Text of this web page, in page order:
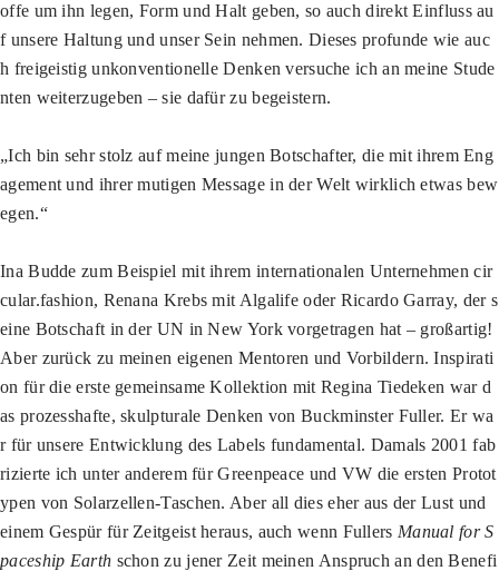
offe um ihn legen, Form und Halt geben, so auch direkt Einfluss au
f unsere Haltung und unser Sein nehmen. Dieses profunde wie auc
h freigeistig unkonventionelle Denken versuche ich an meine Stude
nten weiterzugeben – sie dafür zu begeistern.
„Ich bin sehr stolz auf meine jungen Botschafter, die mit ihrem Eng
agement und ihrer mutigen Message in der Welt wirklich etwas bew
egen.“
Ina Budde zum Beispiel mit ihrem internationalen Unternehmen cir
cular.fashion, Renana Krebs mit Algalife oder Ricardo Garray, der s
eine Botschaft in der UN in New York vorgetragen hat – großartig!
Aber zurück zu meinen eigenen Mentoren und Vorbildern. Inspirati
on für die erste gemeinsame Kollektion mit Regina Tiedeken war d
as prozesshafte, skulpturale Denken von Buckminster Fuller. Er wa
r für unsere Entwicklung des Labels fundamental. Damals 2001 fab
rizierte ich unter anderem für Greenpeace und VW die ersten Protot
ypen von Solarzellen-Taschen. Aber all dies eher aus der Lust und
einem Gespür für Zeitgeist heraus, auch wenn Fullers Manual for S
paceship Earth schon zu jener Zeit meinen Anspruch an den Benefi